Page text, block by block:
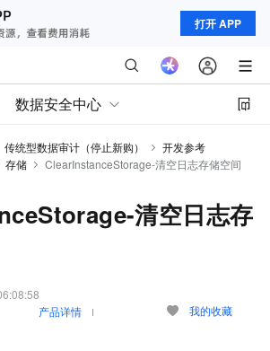
打开 APP
数据安全中心
传统型数据审计（停止新购）
开发参考
存储 ClearInstanceStorage-清空日志存储空间
清空日志存
产品详情 我的收藏